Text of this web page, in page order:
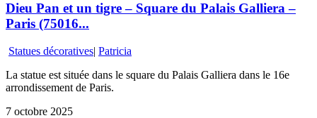
Dieu Pan et un tigre – Square du Palais Galliera –
Paris (75016...
Statues décoratives| Patricia
La statue est située dans le square du Palais Galliera dans le 16e
arrondissement de Paris.
7 octobre 2025